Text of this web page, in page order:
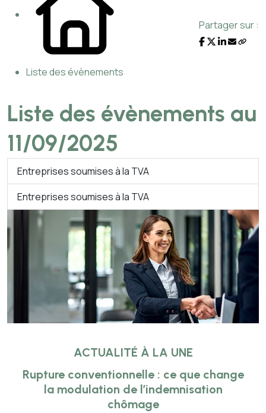
Liste des évènements
Partager sur :
Liste des évènements au
11/09/2025
Entreprises soumises à la TVA
Entreprises soumises à la TVA
ACTUALITÉ À LA UNE
Rupture conventionnelle : ce que change
la modulation de l’indemnisation
chômage